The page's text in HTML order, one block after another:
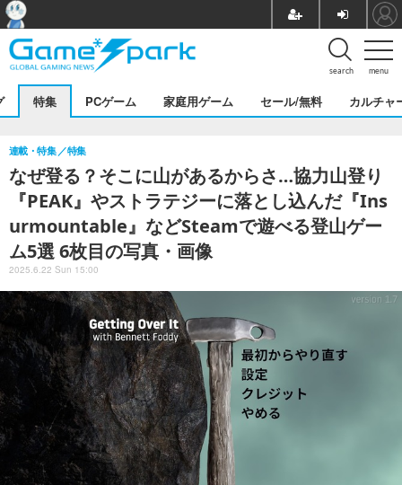
menu
search
特集 PCゲーム 家庭用ゲーム セール/無料 カルチャ
なぜ登る？そこに山があるからさ…協力山登り
『PEAK』やストラテジーに落とし込んだ『Ins
urmountable』などSteamで遊べる登山ゲー
ム5選 6枚目の写真・画像
連載・特集 特集
2025.6.22 Sun 15:00